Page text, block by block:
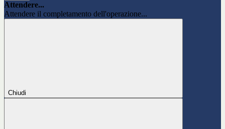
Attendere...
Attendere il completamento dell'operazione...
Chiudi